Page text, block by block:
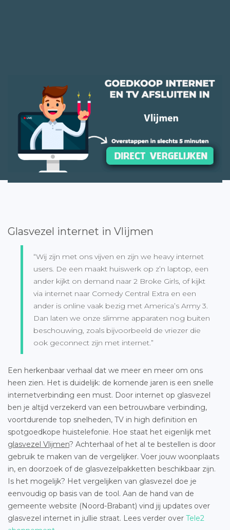
Glasvezel internet in Vlijmen
“Wij zijn met ons vijven en zijn we heavy internet
users. De een maakt huiswerk op z’n laptop, een
ander kijkt on demand naar 2 Broke Girls, of kijkt
via internet naar Comedy Central Extra en een
ander is online vaak bezig met America’s Army 3.
Dan laten we onze slimme apparaten nog buiten
beschouwing, zoals bijvoorbeeld de vriezer die
ook geconnect zijn met internet.”
Een herkenbaar verhaal dat we meer en meer om ons
heen zien. Het is duidelijk: de komende jaren is een snelle
internetverbinding een must. Door internet op glasvezel
ben je altijd verzekerd van een betrouwbare verbinding,
voortdurende top snelheden, TV in high definition en
spotgoedkope huistelefonie. Hoe staat het eigenlijk met
glasvezel Vlijmen? Achterhaal of het al te bestellen is door
gebruik te maken van de vergelijker. Voer jouw woonplaats
in, en doorzoek of de glasvezelpakketten beschikbaar zijn.
Is het mogelijk? Het vergelijken van glasvezel doe je
eenvoudig op basis van de tool. Aan de hand van de
gemeente website (Noord-Brabant) vind jij updates over
glasvezel internet in jullie straat. Lees verder over Tele2